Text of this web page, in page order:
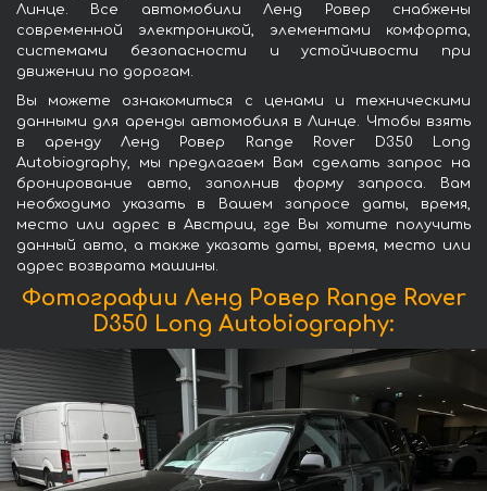
Линце. Все автомобили Ленд Ровер снабжены
современной электроникой, элементами комфорта,
системами безопасности и устойчивости при
движении по дорогам.
Вы можете ознакомиться с ценами и техническими
данными для аренды автомобиля в Линце. Чтобы взять
в аренду Ленд Ровер Range Rover D350 Long
Autobiography, мы предлагаем Вам сделать запрос на
бронирование авто, заполнив форму запроса. Вам
необходимо указать в Вашем запросе даты, время,
место или адрес в Австрии, где Вы хотите получить
данный авто, а также указать даты, время, место или
адрес возврата машины.
Фотографии Ленд Ровер Range Rover
D350 Long Autobiography: